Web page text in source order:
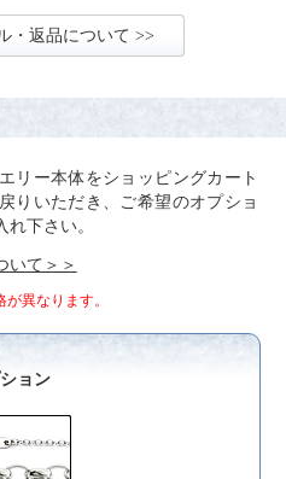
・返品について >>
リー本体をショッピングカート
りいただき、ご希望のオプショ
下さい。
いて＞＞
異なります。
ョン